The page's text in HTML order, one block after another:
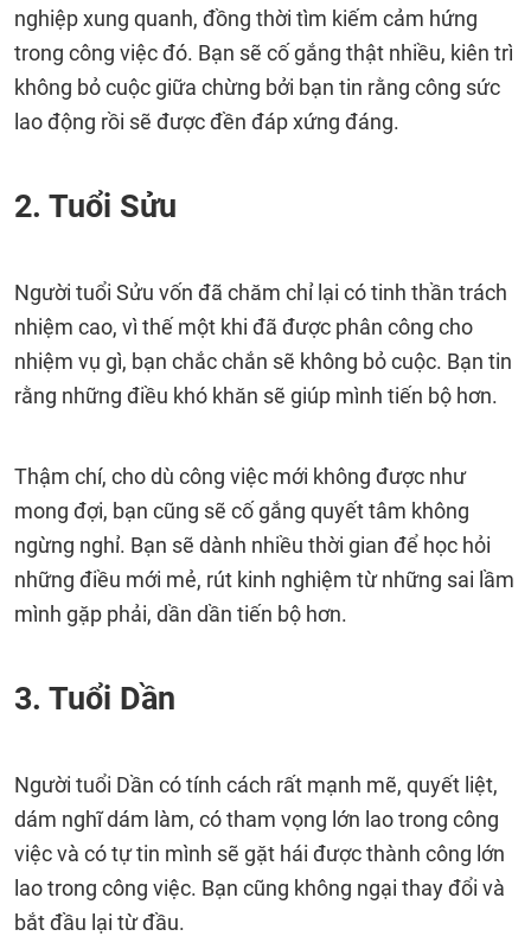
nghiệp xung quanh, đồng thời tìm kiếm cảm hứng
trong công việc đó. Bạn sẽ cố gắng thật nhiều, kiên trì
không bỏ cuộc giữa chừng bởi bạn tin rằng công sức
lao động rồi sẽ được đền đáp xứng đáng.
2. Tuổi Sửu
Người tuổi Sửu vốn đã chăm chỉ lại có tinh thần trách
nhiệm cao, vì thế một khi đã được phân công cho
nhiệm vụ gì, bạn chắc chắn sẽ không bỏ cuộc. Bạn tin
rằng những điều khó khăn sẽ giúp mình tiến bộ hơn.
Thậm chí, cho dù công việc mới không được như
mong đợi, bạn cũng sẽ cố gắng quyết tâm không
ngừng nghỉ. Bạn sẽ dành nhiều thời gian để học hỏi
những điều mới mẻ, rút kinh nghiệm từ những sai lầm
mình gặp phải, dần dần tiến bộ hơn.
3. Tuổi Dần
Người tuổi Dần có tính cách rất mạnh mẽ, quyết liệt,
dám nghĩ dám làm, có tham vọng lớn lao trong công
việc và có tự tin mình sẽ gặt hái được thành công lớn
lao trong công việc. Bạn cũng không ngại thay đổi và
bắt đầu lại từ đầu.